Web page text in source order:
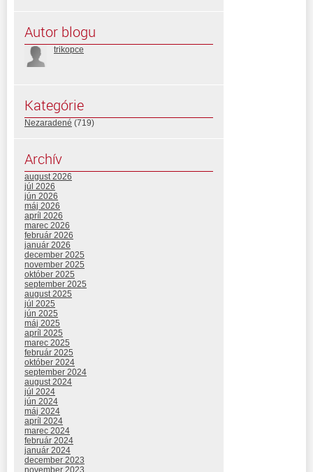
Autor blogu
trikopce
Kategórie
Nezaradené (719)
Archív
august 2026
júl 2026
jún 2026
máj 2026
apríl 2026
marec 2026
február 2026
január 2026
december 2025
november 2025
október 2025
september 2025
august 2025
júl 2025
jún 2025
máj 2025
apríl 2025
marec 2025
február 2025
október 2024
september 2024
august 2024
júl 2024
jún 2024
máj 2024
apríl 2024
marec 2024
február 2024
január 2024
december 2023
november 2023